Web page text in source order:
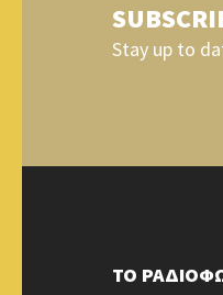
Stay up to
ΤΟ